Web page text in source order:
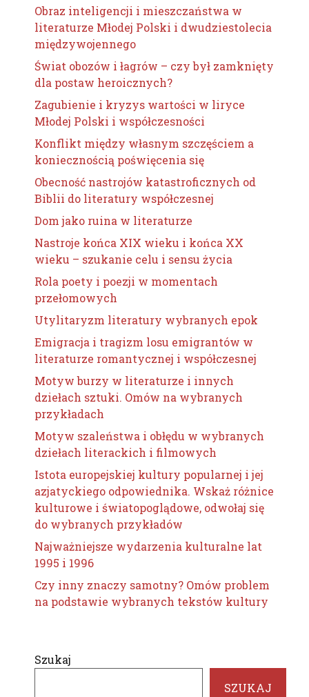
Obraz inteligencji i mieszczaństwa w
literaturze Młodej Polski i dwudziestolecia
międzywojennego
Świat obozów i łagrów – czy był zamknięty
dla postaw heroicznych?
Zagubienie i kryzys wartości w liryce
Młodej Polski i współczesności
Konflikt między własnym szczęściem a
koniecznością poświęcenia się
Obecność nastrojów katastroficznych od
Biblii do literatury współczesnej
Dom jako ruina w literaturze
Nastroje końca XIX wieku i końca XX
wieku – szukanie celu i sensu życia
Rola poety i poezji w momentach
przełomowych
Utylitaryzm literatury wybranych epok
Emigracja i tragizm losu emigrantów w
literaturze romantycznej i współczesnej
Motyw burzy w literaturze i innych
dziełach sztuki. Omów na wybranych
przykładach
Motyw szaleństwa i obłędu w wybranych
dziełach literackich i filmowych
Istota europejskiej kultury popularnej i jej
azjatyckiego odpowiednika. Wskaż różnice
kulturowe i światopoglądowe, odwołaj się
do wybranych przykładów
Najważniejsze wydarzenia kulturalne lat
1995 i 1996
Czy inny znaczy samotny? Omów problem
na podstawie wybranych tekstów kultury
Szukaj
SZUKAJ